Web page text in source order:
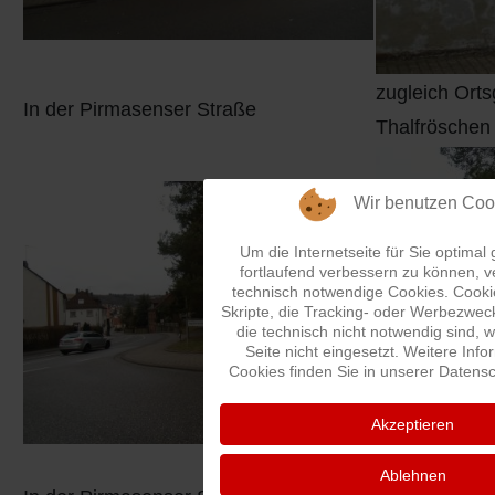
In der Pirmasenser Straße
zugleich
Thalfröschen
Wir benutzen
Um die Internetseite für Sie optimal
fortlaufend verbessern zu können,
technisch notwendige Cookies.
Skripte, die Tracking- oder
die technisch nicht notwendig sind,
Seite nicht eingesetzt. Weitere
Cookies finden Sie in unserer
Akzeptieren
Ablehnen